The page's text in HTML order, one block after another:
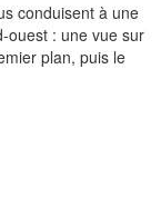
conduisent à une
ouest : une vue sur
plan, puis le